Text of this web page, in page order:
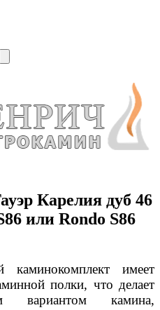
Карелия дуб 46
или Rondo S86
каминокомплект имеет
полки, что делает
камина,